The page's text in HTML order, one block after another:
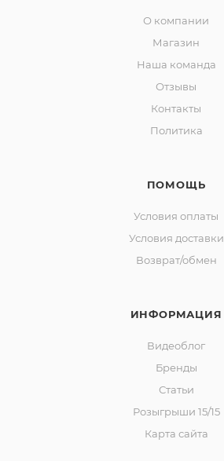
О компании
Магазин
Наша команда
Отзывы
Контакты
Политика
ПОМОЩЬ
Условия оплаты
Условия доставки
Возврат/обмен
ИНФОРМАЦИЯ
Видеоблог
Бренды
Статьи
Розыгрыши 15/15
Карта сайта